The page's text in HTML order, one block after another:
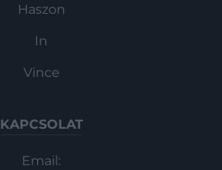
Haszon
In
Vince
KAPCSOLAT
Email: